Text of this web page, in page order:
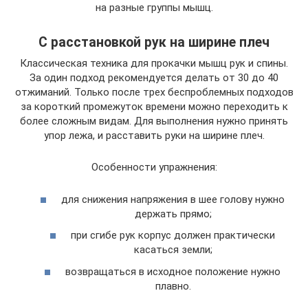
на разные группы мышц.
С расстановкой рук на ширине плеч
Классическая техника для прокачки мышц рук и спины.
За один подход рекомендуется делать от 30 до 40
отжиманий. Только после трех беспроблемных подходов
за короткий промежуток времени можно переходить к
более сложным видам. Для выполнения нужно принять
упор лежа, и расставить руки на ширине плеч.
Особенности упражнения:
для снижения напряжения в шее голову нужно
держать прямо;
при сгибе рук корпус должен практически
касаться земли;
возвращаться в исходное положение нужно
плавно.